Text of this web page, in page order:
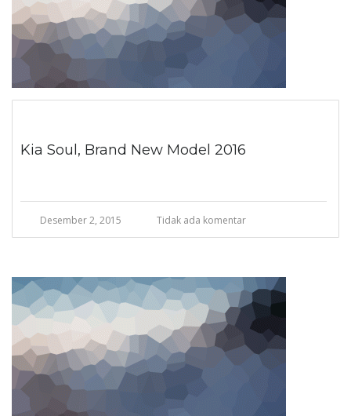
Kia Soul, Brand New Model 2016
Desember 2, 2015 Tidak ada komentar